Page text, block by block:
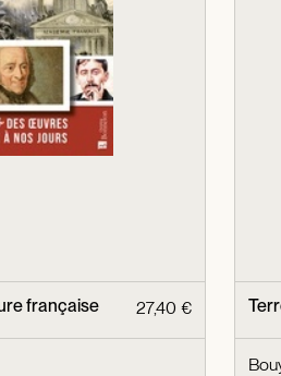
française 27,40 €